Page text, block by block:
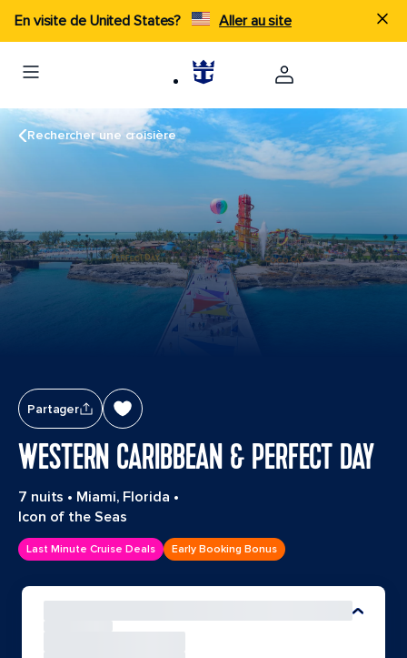
En visite de United States? Aller au site
Rechercher une croisière
Partager
WESTERN CARIBBEAN & PERFECT DAY
7 nuits • Miami, Florida •
Icon of the Seas
Last Minute Cruise Deals Early Booking Bonus